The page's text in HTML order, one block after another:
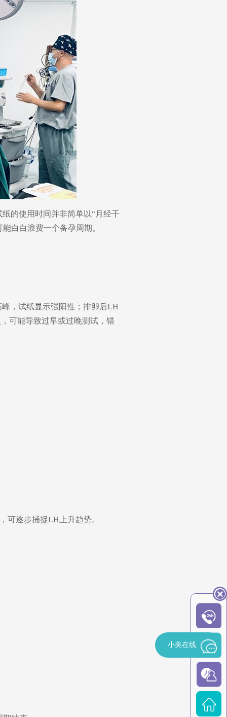
小美在线
的使用时间并非简单以“月经干
白白浪费一个备孕周期。
，试纸显示强阳性；排卵后LH
可能导致过早或过晚测试，错
可逐步捕捉LH上升趋势。